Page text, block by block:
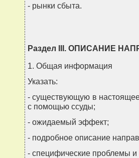
- рынки сбыта.
Раздел III. ОПИСАНИЕ
1. Общая информация
Указать:
- существующую в
с помощью ссуды;
- ожидаемый эффект;
- подробное описание
- специфические проблемы и